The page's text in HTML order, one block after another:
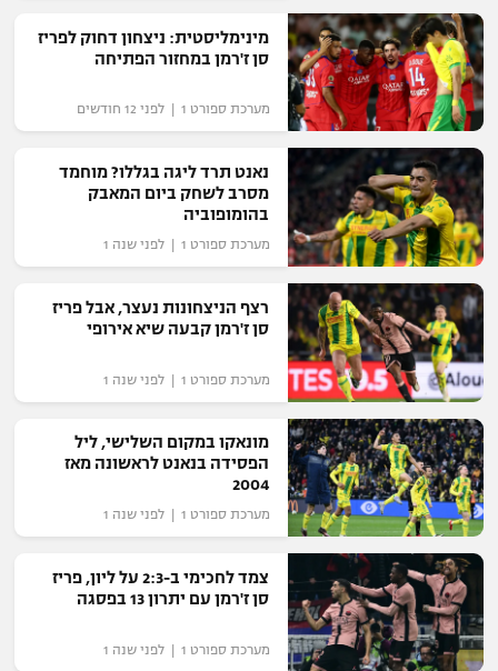
תקנון משתתפים וזוכים בפרסים
תקנון עבור פעילות אלקטרה
תקנון עבור פעילות ספורט 1 – "מרלן"
טניס
גיימינג E-Sports
תנאי שימוש
מדיניות פרטיות
תקנון פעילות ספורט 1
רשיון להקרנה פומבית לבית עסק
הצטרפות לחבילת הערוצים
לוח דרושים – ג'ובנט
תגיות
המגזין
כדורמים
פוטבול אמריקאי NFL
בייסבול MLB
ספורט אתגרי ואקסטרים
אומנויות לחימה
גיימינג E-Sports
מינימליסטית: ניצחון דחוק לפריז
סן ז'רמן במחזור הפתיחה
מערכת ספורט 1 | לפני 12 חודשים
נאנט תרד ליגה בגללו? מוחמד
מסרב לשחק ביום המאבק
בהומופוביה
מערכת ספורט 1 | לפני שנה 1
רצף הניצחונות נעצר, אבל פריז
סן ז'רמן קבעה שיא אירופי
מערכת ספורט 1 | לפני שנה 1
מונאקו במקום השלישי, ליל
הפסידה בנאנט לראשונה מאז
2004
מערכת ספורט 1 | לפני שנה 1
צמד לחכימי ב-2:3 על ליון, פריז
סן ז'רמן עם יתרון 13 בפסגה
מערכת ספורט 1 | לפני שנה 1